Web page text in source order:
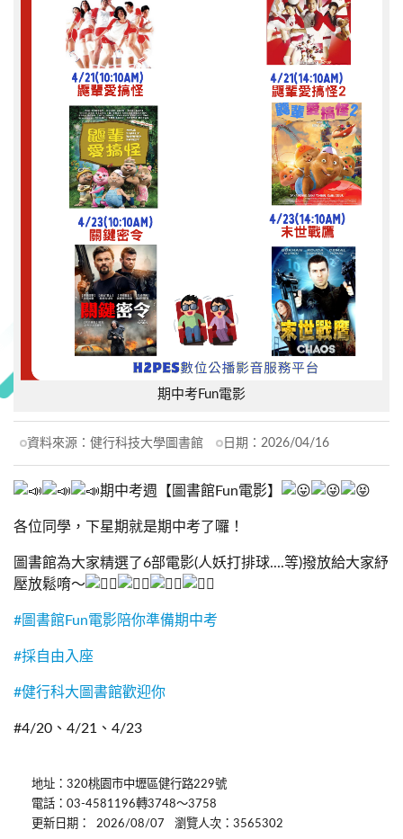
期中考Fun電影
資料來源： 健行科技大學圖書館 日期： 2026/04/16
期中考週【圖書館Fun電影】
各位同學，下星期就是期中考了囉！
圖書館為大家精選了6部電影(人妖打排球....等)撥放給大家紓
壓放鬆唷～
#圖書館Fun電影陪你準備期中考
#採自由入座
#健行科大圖書館歡迎你
#4/20、4/21、4/23
地址：320桃園市中壢區健行路229號
電話：03-4581196轉3748～3758
更新日期：
2026/08/07 瀏覽人次：3565302